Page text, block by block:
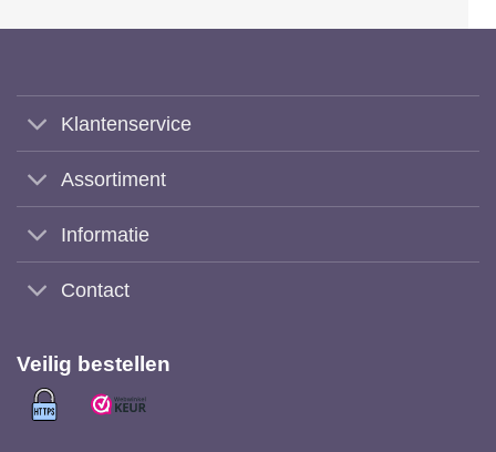
Klantenservice
Assortiment
Informatie
Contact
Veilig bestellen